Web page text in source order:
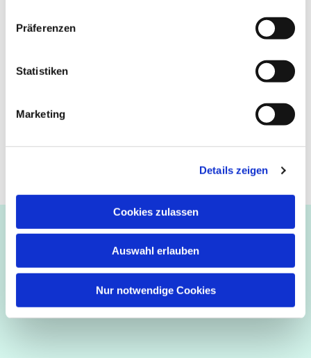
Präferenzen
Statistiken
Marketing
Details zeigen
Cookies zulassen
Auswahl erlauben
Nur notwendige Cookies
Ev.-luth. Kirchengemeinde Paderborn
Bastfelder Weg 30 - 33098 Paderborn
05251/5002-32 und 5002-33
Martin-Luther–Markus–Matthäus
Johannes–Lukas